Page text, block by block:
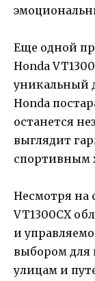
Еще одной
Honda
уникальный
Honda
останется
выглядит
спортивным
Несмотря на
VT1300CX
и
выбором для
улицам и